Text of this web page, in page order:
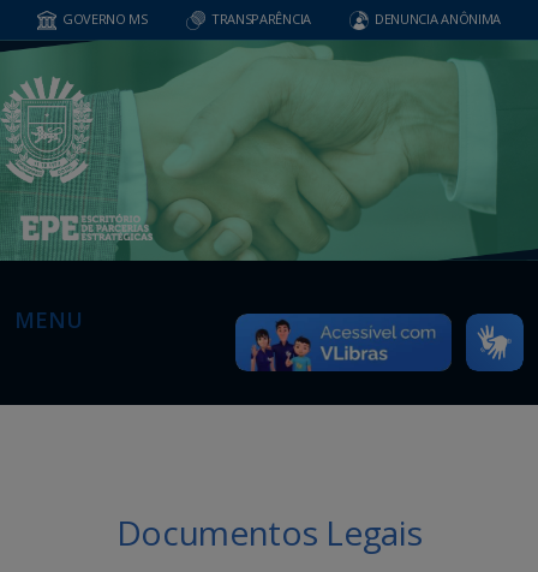
GOVERNO MS TRANSPARÊNCIA DENUNCIA ANÔNIMA
MENU
Documentos Legais